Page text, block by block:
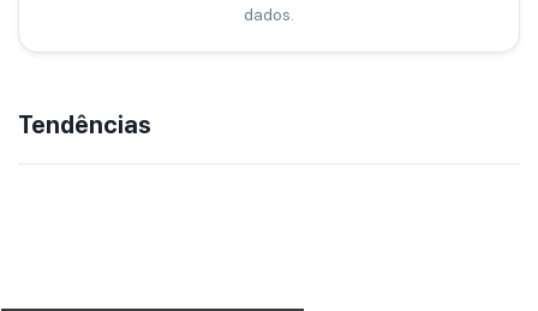
dados.
Tendências